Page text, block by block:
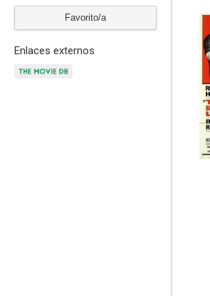
Favorito/a
Enlaces externos